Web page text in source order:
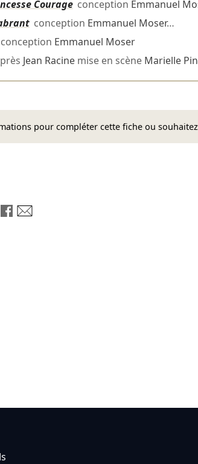
Courageconception Emmanuel
conception Emmanuel Moser…
Emmanuel Moser
Jean Racinemise en scène Marielle
pour compléter cette fiche ou
sur LinkedIn
sur Mastodon
Partager sur Bluesky
Partager sur Facebook